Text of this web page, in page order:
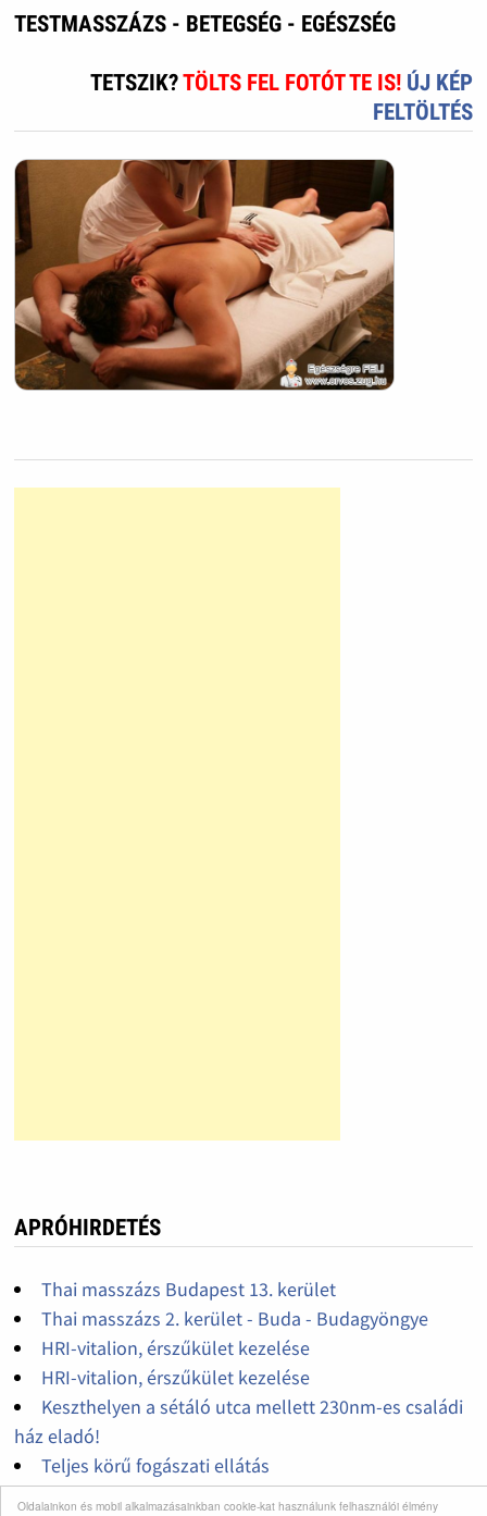
Oldalainkon és mobil alkalmazásainkban cookie-kat használunk felhasználói élmény
TESTMASSZÁZS - BETEGSÉG - EGÉSZSÉG
TETSZIK?TÖLTS FEL FOTÓT TE IS! ÚJ KÉP
FELTÖLTÉS
APRÓHIRDETÉS
Thai masszázs Budapest 13. kerület
Thai masszázs 2. kerület - Buda - Budagyöngye
HRI-vitalion, érszűkület kezelése
HRI-vitalion, érszűkület kezelése
Keszthelyen a sétáló utca mellett 230nm-es családi
ház eladó!
Teljes körű fogászati ellátás